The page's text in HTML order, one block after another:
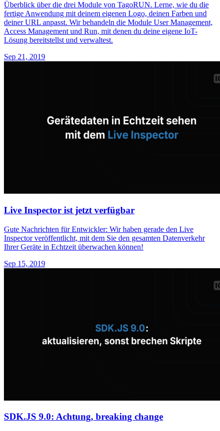
Überblick über die drei Module von TagoRUN. Lerne, wie du die
fertige Anwendung mit deinem eigenen Logo, deinen Farben und
deiner URL anpasst. Wir behandeln die Module User Management,
Access Management und Run, mit denen du deine eigene IoT-
Lösung bereitstellst und verwaltest.
Sep 21, 2019
Live Inspector ist jetzt verfügbar
Gute Nachrichten für Entwickler: Wir haben gerade den Live
Inspector veröffentlicht, mit dem Sie den gesamten Datenverkehr
Ihrer Geräte in Echtzeit überwachen können!
Sep 15, 2019
SDK.JS 9.0: Achtung, breaking change